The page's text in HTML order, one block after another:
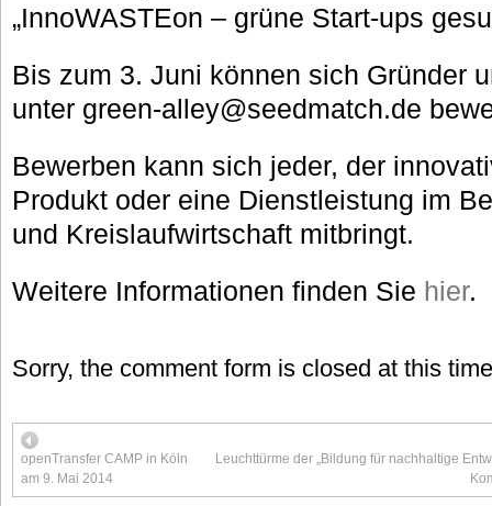
„InnoWASTEon – grüne Start-ups
Bis zum 3. Juni können sich Gründer
unter green-alley@seedmatch.de
Bewerben kann sich jeder, der
Produkt oder eine Dienstleistung im
und Kreislaufwirtschaft mitbringt.
Weitere Informationen finden Sie hier.
Sorry, the comment form is closed at this
openTransfer CAMP in Köln
am 9. Mai 2014
Leuchttürme der „Bildung für nachhaltige